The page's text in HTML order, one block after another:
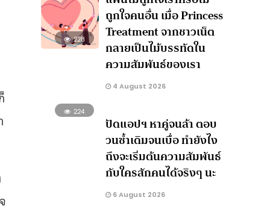
228
ถูกใจคนอื่น เมื่อ Princess
Treatment จากชาวเน็ต
กลายเป็นไม้บรรทัดใน
ความสัมพันธ์ของเรา
4 August 2026
224
ปัดแอปฯ หาคู่จนล้า ตอบ
วนซ้ำเดิมจนเบื่อ ทำยังไง
ถึงจะเริ่มต้นความสัมพันธ์
กับใครสักคนได้จริงๆ นะ
6 August 2026